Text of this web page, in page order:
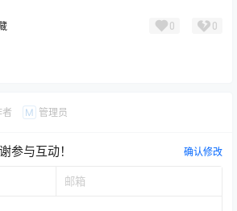
0 0
M 管理员
参与互动！ 确认修改